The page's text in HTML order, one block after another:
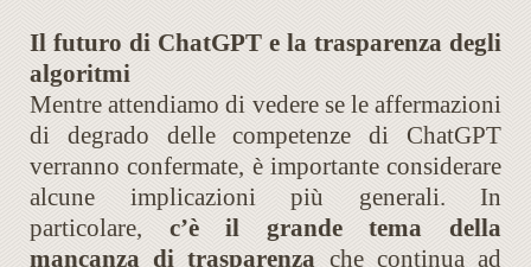
Il futuro di ChatGPT e la trasparenza degli
algoritmi
Mentre attendiamo di vedere se le affermazioni
di degrado delle competenze di ChatGPT
verranno confermate, è importante considerare
alcune implicazioni più generali. In
particolare, c’è il grande tema della
mancanza di trasparenza che continua ad